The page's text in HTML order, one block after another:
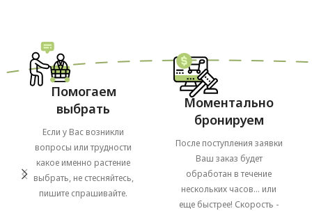
Помогаем
выбрать
Если у Вас возникли
вопросы или трудности
какое именно растение
выбрать, не стесняйтесь,
пишите спрашивайте.
Моментально
бронируем
После поступления заявки
Ваш заказ будет
обработан в течение
нескольких часов... или
еще быстрее! Скорость -